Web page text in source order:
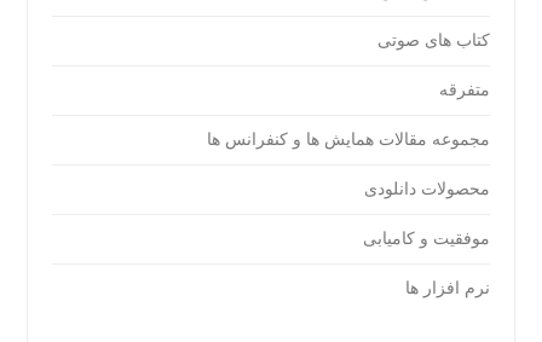
کتاب های صوتی
متفرقه
مجموعه مقالات همایش ها و کنفرانس ها
محصولات دانلودی
موفقیت و کامیابی
نرم افزار ها